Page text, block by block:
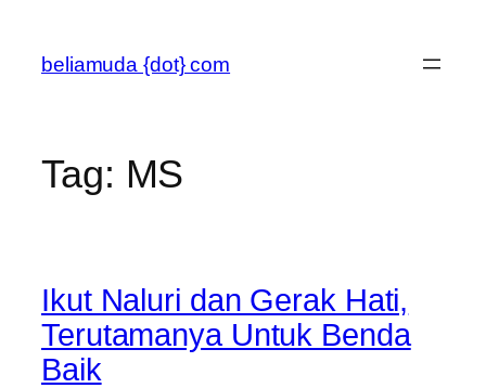
content
beliamuda {dot} com
Tag: MS
Ikut Naluri dan Gerak Hati,
Terutamanya Untuk Benda
Baik